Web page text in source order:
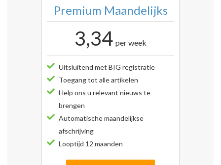
Premium Maandelijks
3,34 per week
Uitsluitend met BIG registratie
Toegang tot alle artikelen
Help ons u relevant nieuws te
brengen
Automatische maandelijkse
afschrijving
Looptijd 12 maanden